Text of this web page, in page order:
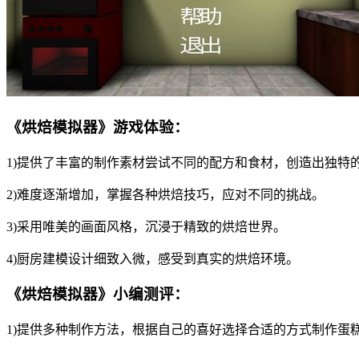
《烘焙模拟器》游戏体验：
1)提供了丰富的制作素材尝试不同的配方和食材，创造出独特
2)难度逐渐增加，掌握各种烘焙技巧，应对不同的挑战。
3)采用唯美的画面风格，沉浸于精致的烘焙世界。
4)厨房建模设计细致入微，感受到真实的烘焙环境。
《烘焙模拟器》小编测评：
1)提供多种制作方法，根据自己的喜好选择合适的方式制作蛋